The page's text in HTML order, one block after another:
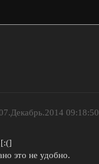
09:18:50
это не удобно.